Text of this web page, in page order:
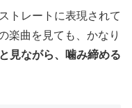
トレートに表現されて
楽曲を見ても、かなり
見ながら、噛み締める